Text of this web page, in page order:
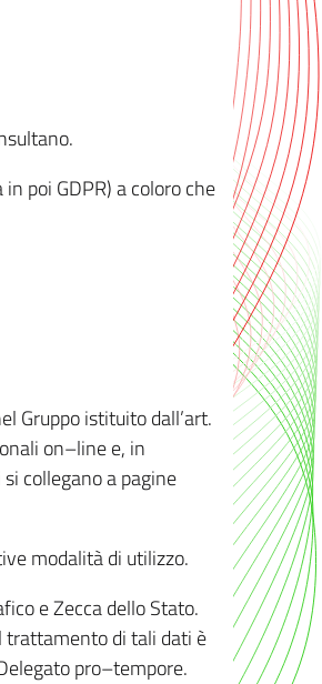
poi GDPR) a coloro che
Gruppo istituito dall’art.
on–line e, in
collegano a pagine
modalità di utilizzo.
e Zecca dello Stato.
trattamento di tali dati è
pro–tempore.